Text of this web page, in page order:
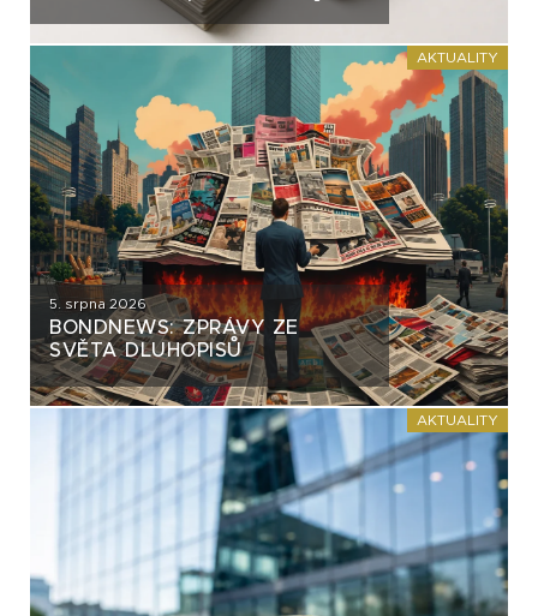
DLUHOPISOVÝM EMITENTŮM?
AKTUALITY
5. srpna 2026
BONDNEWS: ZPRÁVY ZE
SVĚTA DLUHOPISŮ
AKTUALITY